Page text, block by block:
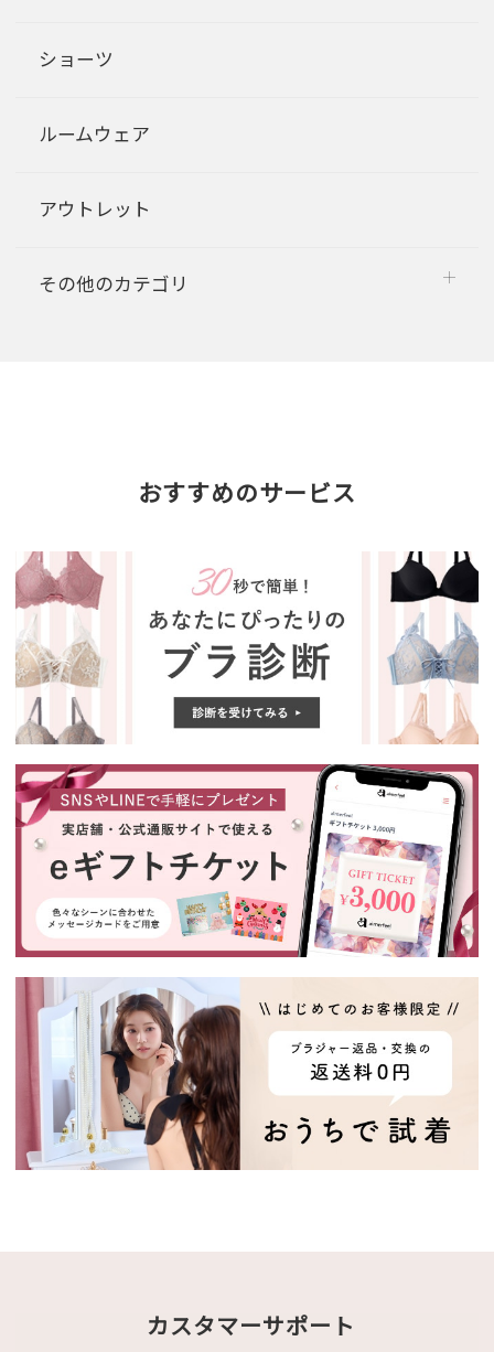
ショーツ
ルームウェア
アウトレット
その他のカテゴリ
おすすめのサービス
カスタマーサポート